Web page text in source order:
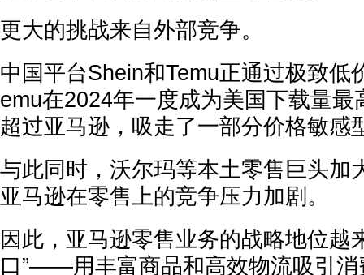
更大的挑战来自外部竞争。
中国平台Shein和Temu正通过极致低
emu在2024年一度成为美国下载量最
超过亚马逊，吸走了一部分价格敏感
与此同时，沃尔玛等本土零售巨头加
亚马逊在零售上的竞争压力加剧。
因此，亚马逊零售业务的战略地位越
口”——用丰富商品和高效物流吸引消